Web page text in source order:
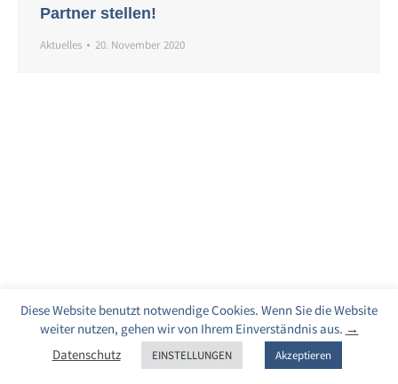
Partner stellen!
Aktuelles 20. November 2020
Diese Website benutzt notwendige Cookies. Wenn Sie die Website
weiter nutzen, gehen wir von Ihrem Einverständnis aus. →
Datenschutz
EINSTELLUNGEN Akzeptieren